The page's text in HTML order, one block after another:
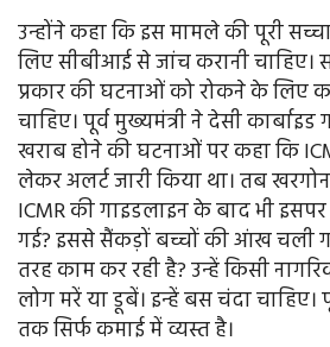
उन्होंने कहा कि इस मामले की पूरी
लिए सीबीआई से जांच करानी चाहिए।
प्रकार की घटनाओं को रोकने के लिए
चाहिए। पूर्व मुख्यमंत्री ने देसी
खराब होने की घटनाओं पर कहा कि
लेकर अलर्ट जारी किया था। तब
ICMR की गाइडलाइन के बाद भी
गई? इससे सैंकड़ों बच्चों की आंख चली
तरह काम कर रही है? उन्हें किसी
लोग मरें या डूबें। इन्हें बस चंदा
तक सिर्फ कमाई में व्यस्त है।